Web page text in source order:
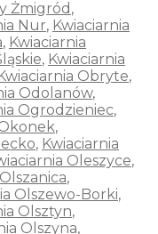
Żmigród ,
Nur, Kwiaciarnia
, Kwiaciarnia
, Kwiaciarnia
Kwiaciarnia Obryte,
Odolanów,
Ogrodzieniec,
,
, Kwiaciarnia
Oleszyce,
,
Olszewo-Borki,
Olsztyn,
Olszyna,